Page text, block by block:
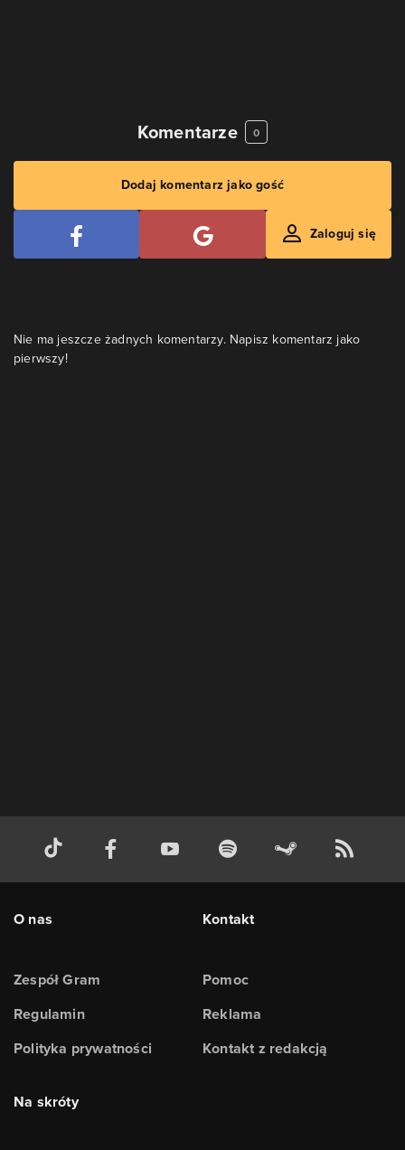
Komentarze 0
Dodaj komentarz jako gość
Zaloguj się
Nie ma jeszcze żadnych komentarzy. Napisz komentarz jako
pierwszy!
O nas
Zespół Gram
Regulamin
Polityka prywatności
Kontakt
Pomoc
Reklama
Kontakt z redakcją
Na skróty